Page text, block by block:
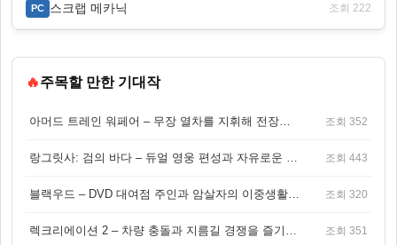
PC 스크랩 메카닉 조회 222
🔥주목할 만한 기대작
아머드 트레인 워페어 – 무장 열차를 지휘해 전장을 돌파하는 생존 전투 게임 조회 352
랑그릿사: 검의 바다 – 듀얼 영웅 편성과 자유로운 탐험을 결합한 판타지 전략 RPG 조회 443
블랙우드 – DVD 대여점 주인과 암살자의 이중생활을 그린 3인칭 액션 스릴러 게임 조회 320
렉크리에이션 2 – 차량 충돌과 지름길 경쟁을 즐기는 오픈월드 아케이드 레이싱 게임 조회 351